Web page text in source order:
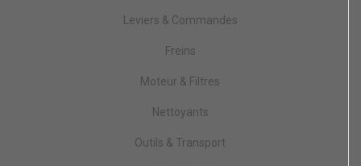
Leviers & Commandes
Freins
Moteur & Filtres
Nettoyants
Outils & Transport